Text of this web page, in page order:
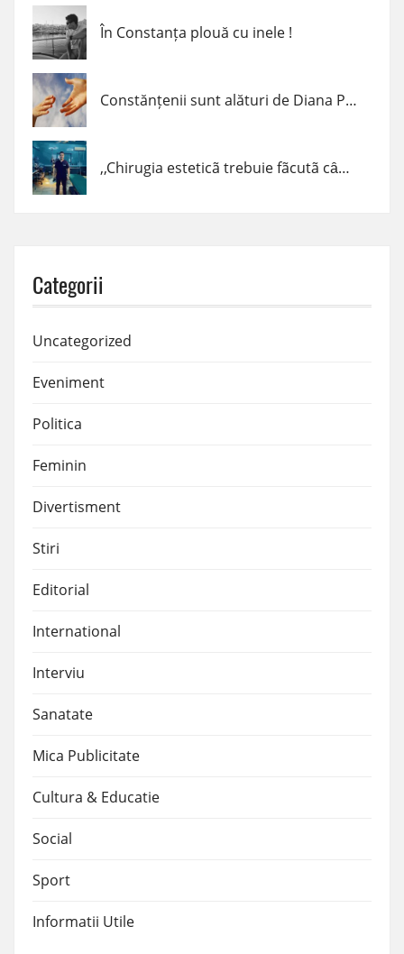
În Constanța plouă cu inele !
Constănțenii sunt alături de Diana Popescu
,,Chirugia esteticã trebuie fãcutã cȃnd trebuie, cum trebuie şi de cine trebuie!” – dr. Claudiu Podac
Categorii
Uncategorized
Eveniment
Politica
Feminin
Divertisment
Stiri
Editorial
International
Interviu
Sanatate
Mica Publicitate
Cultura & Educatie
Social
Sport
Informatii Utile